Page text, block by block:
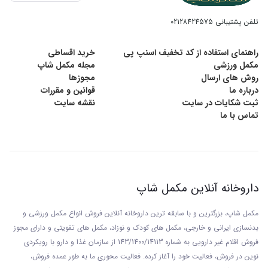
برای ورزشکاران می‌ تواند به تولید تستوسترون کمک
فراوان کند. به همین علت با تامین آن در بدن روند
عضله‌ سازی بهبود می‌ یابد. علاوه بر این وجود زینک در
ترکیبات قرص ZMA فانتوم نوتریشن سبب می‌ شود که
برای تقویت عضلات را می‌ توان کارایی این ماده معدنی
نام برد. سیستم ایمنی بدن نیز با مصرف قرص زینک و
روی تقویت می‌ شود. در هر قرص از این مکمل ۱۰ میلی‌
تلفن پشتیبانی 02128424575
راهنمای استفاده از کد تخفیف اسنپ پی
خرید اقساطی
مکمل ورزشی
مجله مکمل شاپ
روش های ارسال
مجوزها
درباره ما
قوانین و مقررات
ثبت شکایات در سایت
نقشه سایت
تماس با ما
داروخانه آنلاین مکمل شاپ
مکمل شاپ، بزرگترین و با سابقه ترین داروخانه آنلاین فروش انواع مکمل ورزشی و
بدنسازی ایرانی و خارجی، مکمل های کودک و نوزاد، مکمل های تقویتی و دارای مجوز
فروش اقلام غیر دارویی به شماره 143/1400/14113 از
سازمان غذا و دارو با رويکردی
نوين در فروش، فعاليت خود را آغاز کرده. فعاليت محوری ما به طور عمده فروش،